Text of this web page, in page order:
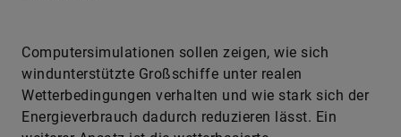
Computersimulationen sollen zeigen, wie sich
windunterstützte Großschiffe unter realen
Wetterbedingungen verhalten und wie stark sich der
Energieverbrauch dadurch reduzieren lässt. Ein